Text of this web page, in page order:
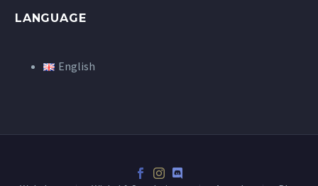
LANGUAGE
English